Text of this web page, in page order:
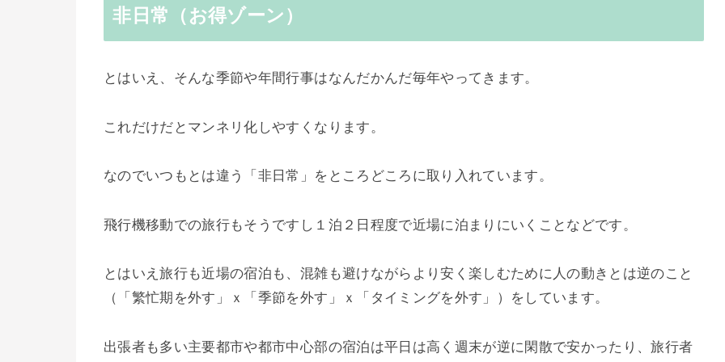
非日常（お得ゾーン）
とはいえ、そんな季節や年間行事はなんだかんだ毎年やってきます。
これだけだとマンネリ化しやすくなります。
なのでいつもとは違う「非日常」をところどころに取り入れています。
飛行機移動での旅行もそうですし１泊２日程度で近場に泊まりにいくことなどです。
とはいえ旅行も近場の宿泊も、混雑も避けながらより安く楽しむために人の動きとは逆のこと
（「繁忙期を外す」ｘ「季節を外す」ｘ「タイミングを外す」）をしています。
出張者も多い主要都市や都市中心部の宿泊は平日は高く週末が逆に閑散で安かったり、旅行者